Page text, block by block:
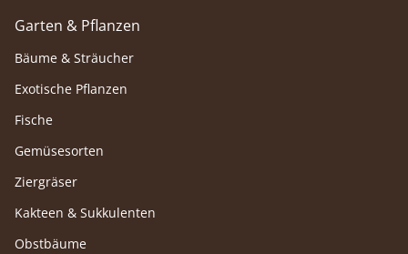
Garten & Pflanzen
Bäume & Sträucher
Exotische Pflanzen
Fische
Gemüsesorten
Ziergräser
Kakteen & Sukkulenten
Obstbäume